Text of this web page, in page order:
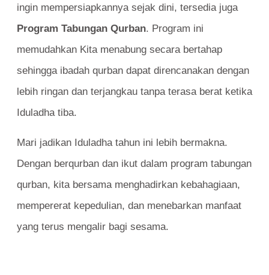
ingin mempersiapkannya sejak dini, tersedia juga
Program Tabungan Qurban. Program ini
memudahkan Kita menabung secara bertahap
sehingga ibadah qurban dapat direncanakan dengan
lebih ringan dan terjangkau tanpa terasa berat ketika
Iduladha tiba.
Mari jadikan Iduladha tahun ini lebih bermakna.
Dengan berqurban dan ikut dalam program tabungan
qurban, kita bersama menghadirkan kebahagiaan,
mempererat kepedulian, dan menebarkan manfaat
yang terus mengalir bagi sesama.